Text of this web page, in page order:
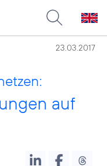
23.03.2017
auf